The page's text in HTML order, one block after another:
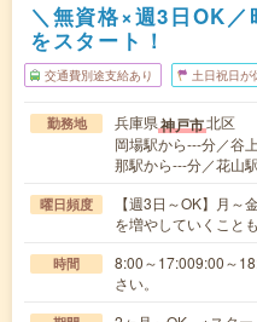
＼無資格×週3日OK
をスタート！
交通費別途支給あり 土日祝日が
勤務地 兵庫県神戸市北区
岡場駅から---分／谷
那駅から---分／花山
曜日頻度
【週3日～OK】月～
を増やしていくこと
時間
8:00～17:009:00～
さい。